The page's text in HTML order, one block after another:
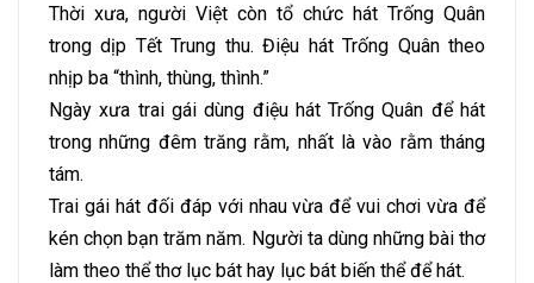
Thời xưa, người Việt còn tổ chức hát Trống Quân
trong dịp Tết Trung thu. Điệu hát Trống Quân theo
nhịp ba “thình, thùng, thình.”
Ngày xưa trai gái dùng điệu hát Trống Quân để hát
trong những đêm trăng rằm, nhất là vào rằm tháng
tám.
Trai gái hát đối đáp với nhau vừa để vui chơi vừa để
kén chọn bạn trăm năm. Người ta dùng những bài thơ
làm theo thể thơ lục bát hay lục bát biến thể để hát.